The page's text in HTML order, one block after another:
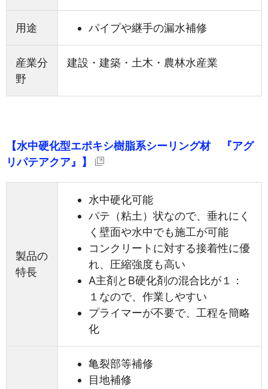
用途 パイプや継手の漏水補修
産業分
野
建設・建築・土木・農林水産業
【水中硬化型エポキシ樹脂系シーリング材 『アグ
リパテアクア』】
製品の
特長
水中硬化可能
パテ（粘土）状なので、垂れにく
く壁面や水中でも施工が可能
コンクリートに対する接着性に優
れ、圧縮強度も高い
A主剤とB硬化剤の混合比が１：
１なので、作業しやすい
プライマーが不要で、工程を簡略
化
亀裂部等補修
目地補修